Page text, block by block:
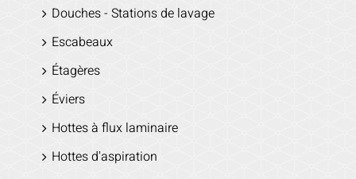
Douches - Stations de lavage
Escabeaux
Étagères
Éviers
Hottes à flux laminaire
Hottes d'aspiration